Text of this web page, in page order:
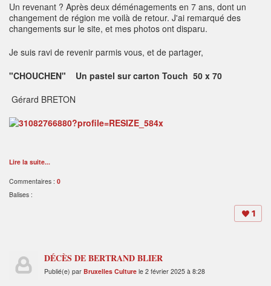
Un revenant ? Après deux déménagements en 7 ans, dont un
changement de région me voilà de retour. J'ai remarqué des
changements sur le site, et mes photos ont disparu.
Je suis ravi de revenir parmis vous, et de partager,
"CHOUCHEN" Un pastel sur carton Touch 50 x 70
Gérard BRETON
Lire la suite...
Commentaires : 0
Balises :
1
DÉCÈS DE BERTRAND BLIER
Publié(e) par Bruxelles Culture le 2 février 2025 à 8:28